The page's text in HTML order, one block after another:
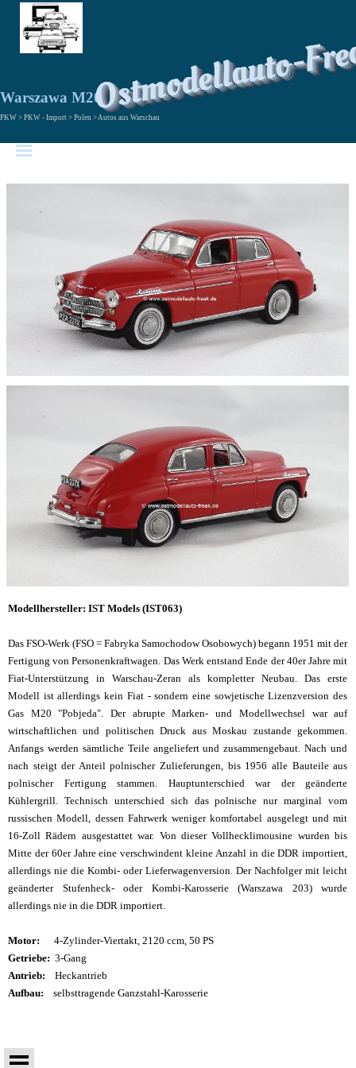
Ostmodellauto-
Warszawa M20
PKW > PKW - Import > Polen > Autos aus Warschau
Modellhersteller: IST Models (IST063)
Das FSO-Werk (FSO = Fabryka Samochodow Osobowych) begann 1951 mit der
Fertigung von Personenkraftwagen. Das Werk entstand Ende der 40er Jahre mit
Fiat-Unterstützung in Warschau-Zeran als kompletter Neubau. Das erste
Modell ist allerdings kein Fiat - sondern eine sowjetische Lizenzversion des
Gas M20 "Pobjeda". Der abrupte Marken- und Modellwechsel war auf
wirtschaftlichen und politischen Druck aus Moskau zustande gekommen.
Anfangs werden sämtliche Teile angeliefert und zusammengebaut. Nach und
nach steigt der Anteil polnischer Zulieferungen, bis 1956 alle Bauteile aus
polnischer Fertigung stammen. Hauptunterschied war der geänderte
Kühlergrill. Technisch unterschied sich das polnische nur marginal vom
russischen Modell, dessen Fahrwerk weniger komfortabel ausgelegt und mit
16-Zoll Rädern ausgestattet war. Von dieser Vollhecklimousine wurden bis
Mitte der 60er Jahre eine verschwindent kleine Anzahl in die DDR importiert,
allerdings nie die Kombi- oder Lieferwagenversion. Der Nachfolger mit leicht
geänderter Stufenheck- oder Kombi-Karosserie (Warszawa 203) wurde
allerdings nie in die DDR importiert.
Motor: 4-Zylinder-Viertakt, 2120 ccm, 50 PS
Getriebe: 3-Gang
Antrieb: Heckantrieb
Aufbau: selbsttragende Ganzstahl-Karosserie